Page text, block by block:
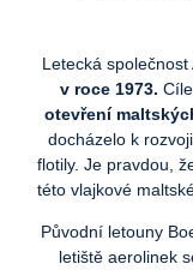
Letecká
v roce 1973.
otevření
docházelo k
flotily. Je pravdou,
této vlajkové
Původní letouny
letiště aerolinek